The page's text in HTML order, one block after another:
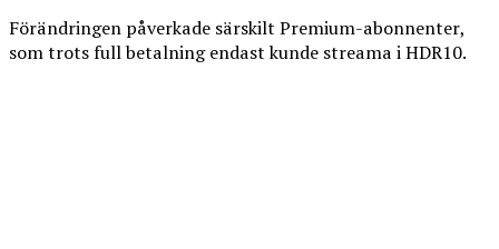
Förändringen påverkade särskilt Premium-abonnenter,
som trots full betalning endast kunde streama i HDR10.